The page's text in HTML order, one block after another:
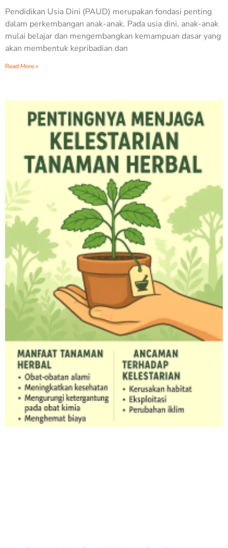
Pendidikan Usia Dini (PAUD) merupakan fondasi penting
dalam perkembangan anak-anak. Pada usia dini, anak-anak
mulai belajar dan mengembangkan kemampuan dasar yang
akan membentuk kepribadian dan
Read More »